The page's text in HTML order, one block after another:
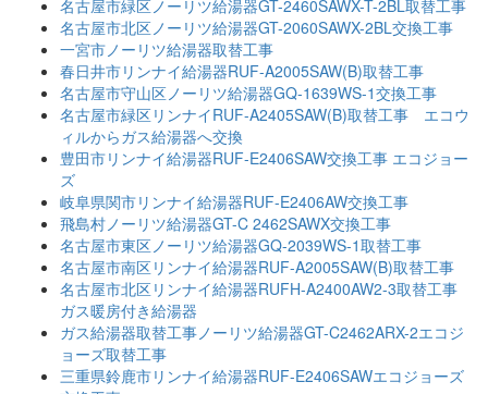
名古屋市緑区ノーリツ給湯器GT-2460SAWX-T-2BL取替工事
名古屋市北区ノーリツ給湯器GT-2060SAWX-2BL交換工事
一宮市ノーリツ給湯器取替工事
春日井市リンナイ給湯器RUF-A2005SAW(B)取替工事
名古屋市守山区ノーリツ給湯器GQ-1639WS-1交換工事
名古屋市緑区リンナイRUF-A2405SAW(B)取替工事 エコウ
ィルからガス給湯器へ交換
豊田市リンナイ給湯器RUF-E2406SAW交換工事 エコジョー
ズ
岐阜県関市リンナイ給湯器RUF-E2406AW交換工事
飛島村ノーリツ給湯器GT-C 2462SAWX交換工事
名古屋市東区ノーリツ給湯器GQ-2039WS-1取替工事
名古屋市南区リンナイ給湯器RUF-A2005SAW(B)取替工事
名古屋市北区リンナイ給湯器RUFH-A2400AW2-3取替工事
ガス暖房付き給湯器
ガス給湯器取替工事ノーリツ給湯器GT-C2462ARX-2エコジ
ョーズ取替工事
三重県鈴鹿市リンナイ給湯器RUF-E2406SAWエコジョーズ